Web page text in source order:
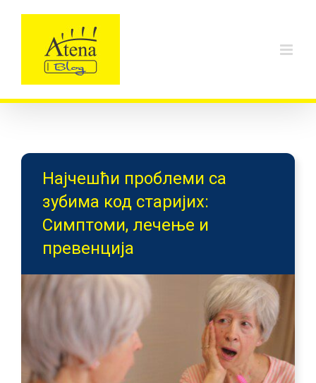
Најчешћи проблеми са
зубима код старијих:
Симптоми, лечење и
превенција